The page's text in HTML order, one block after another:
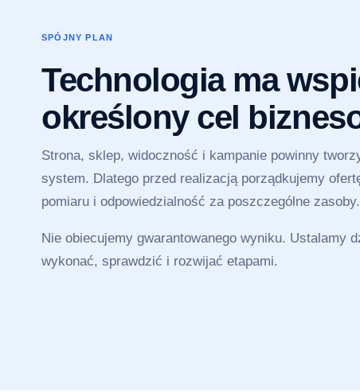
SPÓJNY PLAN
Technologia ma
określony cel
Strona, sklep, widoczność i kampanie powinny
system. Dlatego przed realizacją porządkujemy
pomiaru i odpowiedzialność za poszczególne zasoby.
Nie obiecujemy gwarantowanego wyniku. Ustalamy
wykonać, sprawdzić i rozwijać etapami.